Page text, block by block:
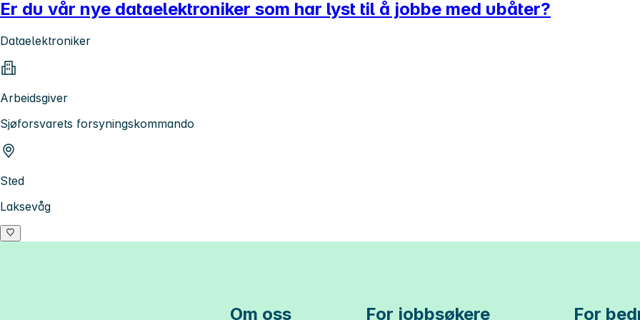
Er du vår nye dataelektroniker som har lyst til å jobbe med ubåter?
Dataelektroniker
Arbeidsgiver
Sjøforsvarets forsyningskommando
Sted
Laksevåg
Om oss For jobbsøkere For